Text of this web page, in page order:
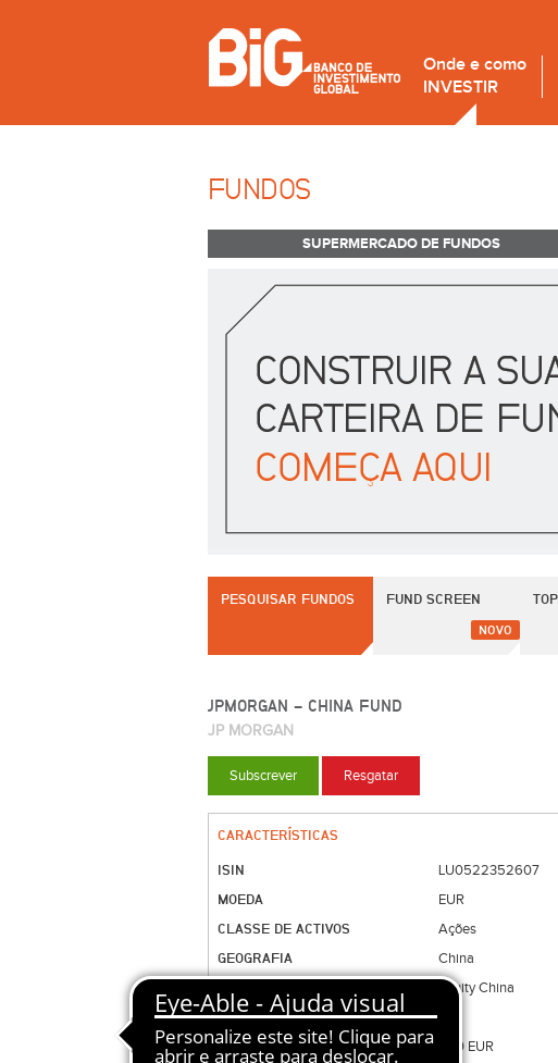
Onde e como
INVESTIR
FUNDOS
SUPERMERCADO DE FUNDOS
PESQUISAR FUNDOS FUND SCREEN
NOVO
JPMORGAN - CHINA FUND
JP MORGAN
Subscrever Resgatar
CARACTERÍSTICAS
ISIN
LU0522352607
MOEDA
EUR
CLASSE DE ACTIVOS
Ações
GEOGRAFIA
China
Equity China
ACC./DIST.
MÍN. SUBSCRIÇÃO
500 EUR